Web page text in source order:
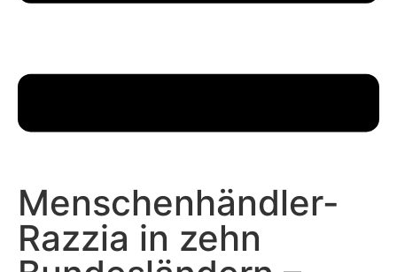
Menschenhändler-
Razzia in zehn